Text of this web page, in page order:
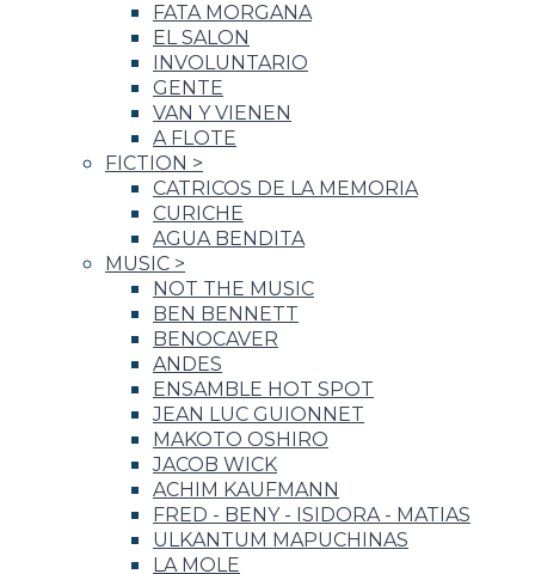
FATA MORGANA
EL SALON
INVOLUNTARIO
GENTE
VAN Y VIENEN
A FLOTE
FICTION >
CATRICOS DE LA MEMORIA
CURICHE
AGUA BENDITA
MUSIC >
NOT THE MUSIC
BEN BENNETT
BENOCAVER
ANDES
ENSAMBLE HOT SPOT
JEAN LUC GUIONNET
MAKOTO OSHIRO
JACOB WICK
ACHIM KAUFMANN
FRED - BENY - ISIDORA - MATIAS
ULKANTUM MAPUCHINAS
LA MOLE